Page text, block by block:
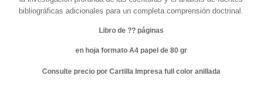
bibliográficas adicionales para un completa comprensión doctrinal.
Libro de ?? páginas
en hoja formato A4 papel de 80 gr
Consulte precio por Cartilla Impresa full color anillada